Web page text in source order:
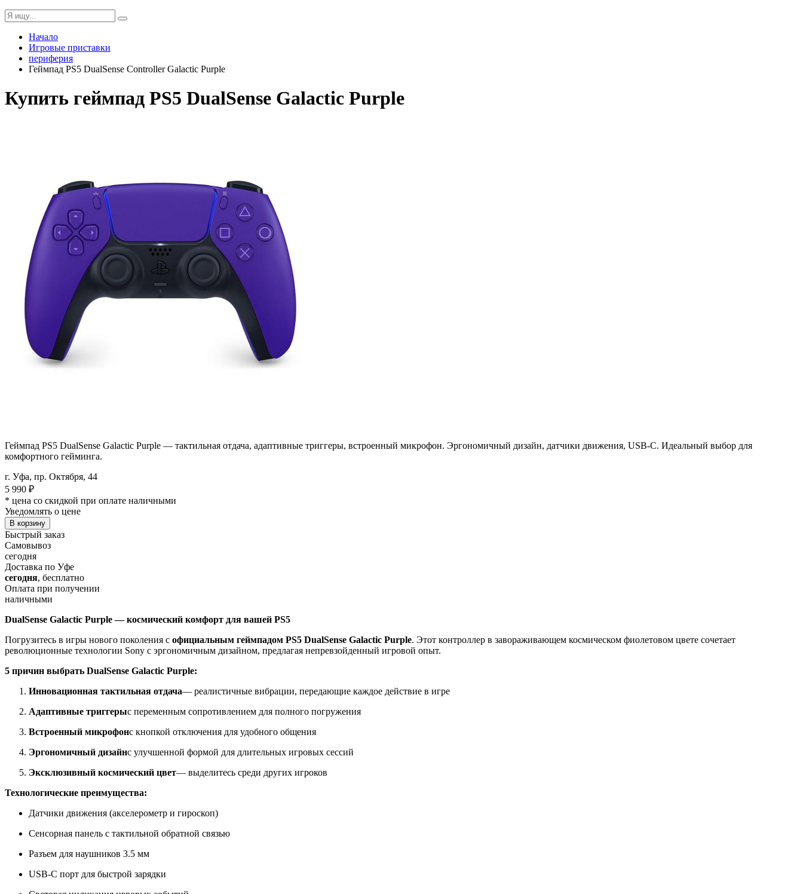
Начало
Игровые приставки
периферия
Геймпад PS5 DualSense Controller Galactic Purple
Купить геймпад PS5 DualSense Galactic Purple
Геймпад PS5 DualSense Galactic Purple — тактильная отдача, адаптивные триггеры, встроенный микрофон. Эргономичный дизайн, датчики движения, USB-C. Идеальный выбор для
комфортного гейминга.
г. Уфа, пр. Октября, 44
5 990 ₽
* цена со скидкой при оплате наличными
Уведомлять о цене
В корзину
Быстрый заказ
Самовывоз
сегодня
Доставка по Уфе
сегодня, бесплатно
Оплата при получении
наличными
DualSense Galactic Purple — космический комфорт для вашей PS5
Погрузитесь в игры нового поколения с официальным геймпадом PS5 DualSense Galactic Purple. Этот контроллер в завораживающем космическом фиолетовом цвете сочетает
революционные технологии Sony с эргономичным дизайном, предлагая непревзойденный игровой опыт.
5 причин выбрать DualSense Galactic Purple:
Инновационная тактильная отдача— реалистичные вибрации, передающие каждое действие в игре
Адаптивные триггерыс переменным сопротивлением для полного погружения
Встроенный микрофонс кнопкой отключения для удобного общения
Эргономичный дизайнс улучшенной формой для длительных игровых сессий
Эксклюзивный космический цвет— выделитесь среди других игроков
Технологические преимущества:
Датчики движения (акселерометр и гироскоп)
Сенсорная панель с тактильной обратной связью
Разъем для наушников 3.5 мм
USB-C порт для быстрой зарядки